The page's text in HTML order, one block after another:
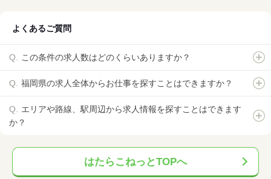
よくあるご質問
この条件の求人数はどのくらいありますか？
福岡県の求人全体からお仕事を探すことはできますか？
エリアや路線、駅周辺から求人情報を探すことはできます
か？
はたらこねっとTOPへ